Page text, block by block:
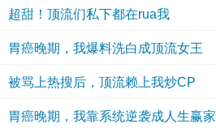
超甜！顶流们私下都在rua我
胃癌晚期，我爆料洗白成顶流女王
被骂上热搜后，顶流赖上我炒CP
胃癌晚期，我靠系统逆袭成人生赢家